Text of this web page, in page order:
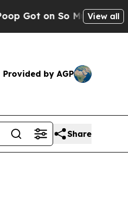
on So Much LettuceView all
Provided by AGP
Share